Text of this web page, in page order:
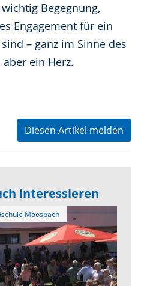
Begegnung,
Engagement für ein
– ganz im Sinne des
ein Herz.
Diesen Artikel melden
interessieren
Grundschule Moosbach